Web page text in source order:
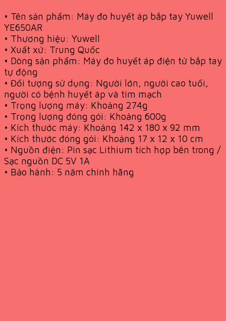
• Tên sản phẩm: Máy đo huyết áp bắp tay Yuwell
YE650AR
• Thương hiệu: Yuwell
• Xuất xứ: Trung Quốc
• Dòng sản phẩm: Máy đo huyết áp điện tử bắp tay
tự động
• Đối tượng sử dụng: Người lớn, người cao tuổi,
người có bệnh huyết áp và tim mạch
• Trọng lượng máy: Khoảng 274g
• Trọng lượng đóng gói: Khoảng 600g
• Kích thước máy: Khoảng 142 x 180 x 92 mm
• Kích thước đóng gói: Khoảng 17 x 12 x 10 cm
• Nguồn điện: Pin sạc Lithium tích hợp bên trong /
Sạc nguồn DC 5V 1A
• Bảo hành: 5 năm chính hãng